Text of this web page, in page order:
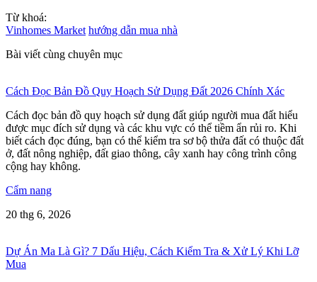
Từ khoá:
Vinhomes Market hướng dẫn mua nhà
Bài viết cùng chuyên mục
Cách Đọc Bản Đồ Quy Hoạch Sử Dụng Đất 2026 Chính Xác
Cách đọc bản đồ quy hoạch sử dụng đất giúp người mua đất hiểu
được mục đích sử dụng và các khu vực có thể tiềm ẩn rủi ro. Khi
biết cách đọc đúng, bạn có thể kiểm tra sơ bộ thửa đất có thuộc đất
ở, đất nông nghiệp, đất giao thông, cây xanh hay công trình công
cộng hay không.
Cẩm nang
20 thg 6, 2026
Dự Án Ma Là Gì? 7 Dấu Hiệu, Cách Kiểm Tra & Xử Lý Khi Lỡ
Mua